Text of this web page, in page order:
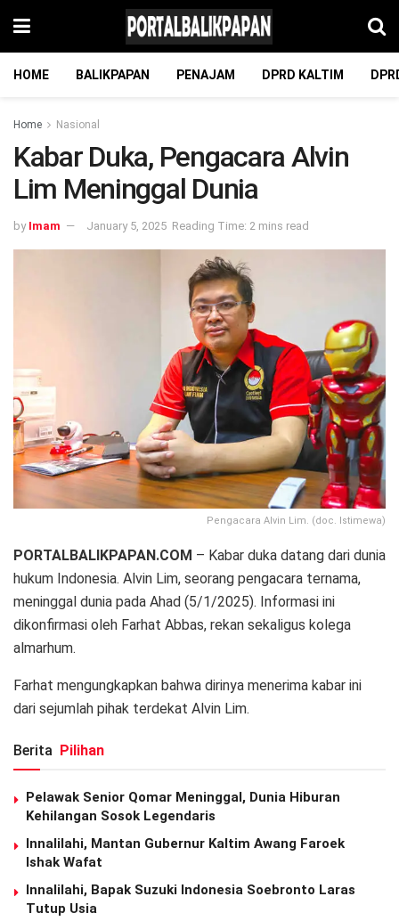
HOME BALIKPAPAN PENAJAM DPRD KALTIM
Home Nasional
Kabar Duka, Pengacara Alvin
Lim Meninggal Dunia
by Imam January 5, 2025 Reading Time: 2 mins read
Pengacara Alvin Lim. (doc. Istimewa)
PORTALBALIKPAPAN.COM – Kabar duka datang dari dunia
hukum Indonesia. Alvin Lim, seorang pengacara ternama,
meninggal dunia pada Ahad (5/1/2025). Informasi ini
dikonfirmasi oleh Farhat Abbas, rekan sekaligus kolega
almarhum.
Farhat mengungkapkan bahwa dirinya menerima kabar ini
dari sejumlah pihak terdekat Alvin Lim.
Berita Pilihan
Pelawak Senior Qomar Meninggal, Dunia Hiburan
Kehilangan Sosok Legendaris
Innalilahi, Mantan Gubernur Kaltim Awang Faroek
Ishak Wafat
Innalilahi, Bapak Suzuki Indonesia Soebronto Laras
Tutup Usia